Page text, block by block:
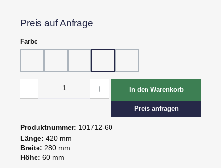
Preis auf Anfrage
Farbeauswählen
In den Warenkorb
Preis anfragen
Produktnummer: 101712-60
Länge: 420 mm
Breite: 280 mm
Höhe: 60 mm